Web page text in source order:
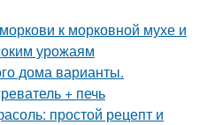
к морковной мухе и
урожаям
дома варианты.
+ печь
простой рецепт и